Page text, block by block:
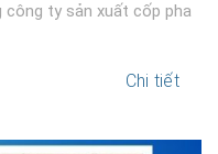
ty sản xuất cốp pha
Chi tiết